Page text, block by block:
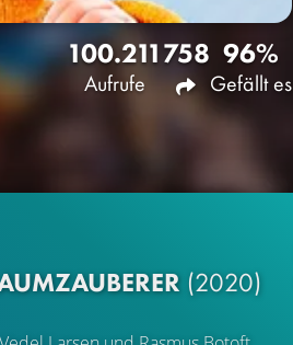
100.211
Aufrufe
758 96%
Gefällt es
(2020)